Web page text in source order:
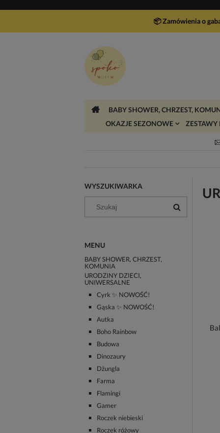
📦 Zamówienia o
BABY SHOWER, CHRZEST,
OKAZJE SEZONOWE
ZESTAWY
WYSZUKIWARKA
MENU
BABY SHOWER, CHRZEST,
KOMUNIA
URODZINY DZIECI,
UNIWERSALNE
Cyrk ✨ NOWOŚĆ!
Gąska ✨ NOWOŚĆ!
Autka
Boho Rainbow
Budowa
Dinozaury
Dżungla
Farma
Flamingi
Gamer
Roczek niebieski
Roczek różowy